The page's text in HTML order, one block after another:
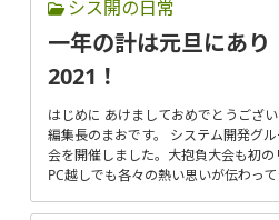
シス開の日常
一年の計は元旦にあり
2021！
はじめに あけましておめでとうござ
編集長のまおです。 システム開発グ
会を開催しました。大抱負大会も初の
PC越しでも各々の熱い思いが伝わっ